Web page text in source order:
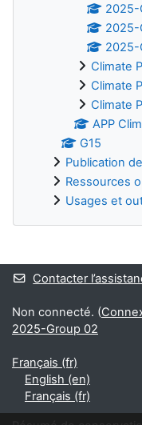
2025-
2025-
2025-
Climate
Climate
Climate
APP
G15
Publication
Ressources
Usages et
Blocs
Contacter
Non connecté. (
2025-Group 02
Français ‎(fr)‎
English ‎(en)‎
Français ‎(fr)‎